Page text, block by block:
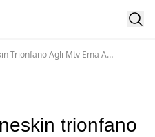
Trionfano Agli Mtv Ema A
trionfano